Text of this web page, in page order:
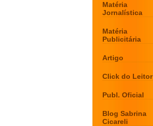
Matéria
Jornalística
Matéria
Publicitária
Artigo
Click do Leitor
Publ. Oficial
Blog Sabrina
Cicareli